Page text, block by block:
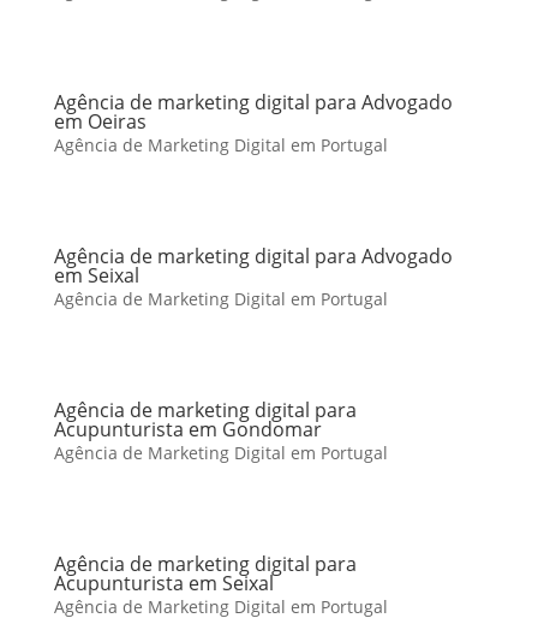
Agência de marketing digital para Advogado
em Oeiras
Agência de Marketing Digital em Portugal
Agência de marketing digital para Advogado
em Seixal
Agência de Marketing Digital em Portugal
Agência de marketing digital para
Acupunturista em Gondomar
Agência de Marketing Digital em Portugal
Agência de marketing digital para
Acupunturista em Seixal
Agência de Marketing Digital em Portugal